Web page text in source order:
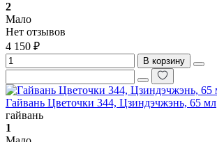
2
Мало
Нет отзывов
4 150 ₽
В корзину
Гайвань Цветочки 344, Цзиндэчжэнь, 65 мл
гайвань
1